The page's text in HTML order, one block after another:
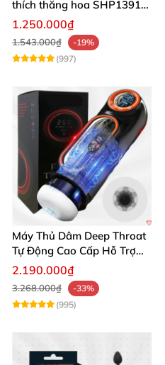
thích thăng hoa SHP1391
ShopHanhPhuc
1.250.000₫
1.543.000₫
-19%
(997)
Máy Thủ Dâm Deep Throat
Tự Động Cao Cấp Hỗ Trợ
Gắn Tường
2.190.000₫
3.268.000₫
-33%
(995)